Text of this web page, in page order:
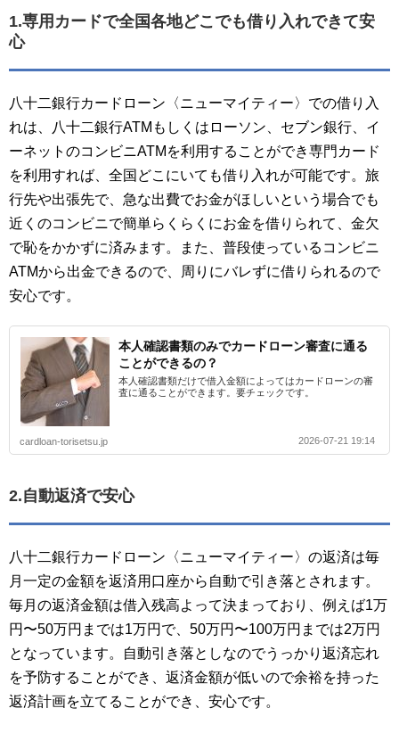
1.専用カードで全国各地どこでも借り入れできて安
心
八十二銀行カードローン〈ニューマイティー〉での借り入
れは、八十二銀行ATMもしくはローソン、セブン銀行、イ
ーネットのコンビニATMを利用することができ専門カード
を利用すれば、全国どこにいても借り入れが可能です。旅
行先や出張先で、急な出費でお金がほしいという場合でも
近くのコンビニで簡単らくらくにお金を借りられて、金欠
で恥をかかずに済みます。また、普段使っているコンビニ
ATMから出金できるので、周りにバレずに借りられるので
安心です。
本人確認書類のみでカードローン審査に通る
ことができるの？
本人確認書類だけで借入金額によってはカードローンの審
査に通ることができます。要チェックです。
cardloan-torisetsu.jp 2026-07-21 19:14
2.自動返済で安心
八十二銀行カードローン〈ニューマイティー〉の返済は毎
月一定の金額を返済用口座から自動で引き落とされます。
毎月の返済金額は借入残高よって決まっており、例えば1万
円〜50万円までは1万円で、50万円〜100万円までは2万円
となっています。自動引き落としなのでうっかり返済忘れ
を予防することができ、返済金額が低いので余裕を持った
返済計画を立てることができ、安心です。